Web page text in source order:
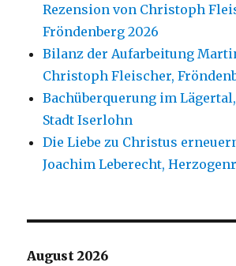
Rezension von Christoph
Fröndenberg 2026
Bilanz der Aufarbeitung
Christoph Fleischer,
Bachüberquerung im
Stadt Iserlohn
Die Liebe zu Christus
Joachim Leberecht,
August 2026